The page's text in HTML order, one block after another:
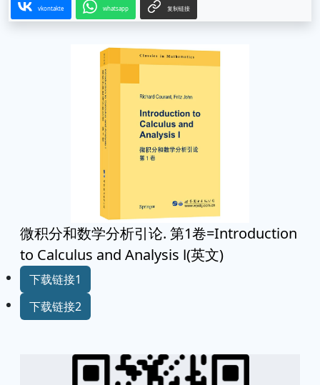
vkontakte whatsapp 复制链接
微积分和数学分析引论. 第1卷=Introduction
to Calculus and Analysis Ⅰ(英文)
下载链接1
下载链接2